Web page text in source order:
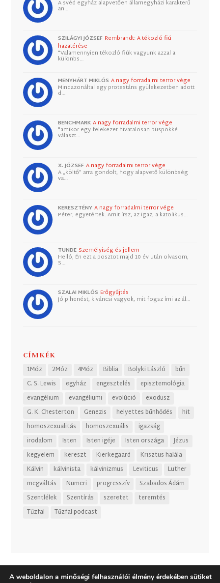
A svéd egyház alapvetően államegyházi karakterű
an…
SZILÁGYI JÓZSEF Rembrandt: A tékozló fiú
hazatérése
"Valamennyien tékozló fiúk vagyunk azzal a
különbs…
MENYHÁRT MIKLÓS A nagy forradalmi terror vége
Mindazonáltal egy protestáns gyülekezetben adott
d…
BENCHMARK A nagy forradalmi terror vége
"amikor egy felekezet hivatalosan püspökké
választ…
X. JÓZSEF A nagy forradalmi terror vége
A „költő” arra gondolt, hogy alapvető különbség
va…
KERESZTÉNY A nagy forradalmi terror vége
Péter, egyetértek. Amit írsz, az igaz, a katolikus…
TUNDE Személyiség és jellem
Helló, Én ezt a posztot majd 10 év után olvasom,
S…
SZALAI MIKLÓS Erőgyűjtés
Jó pihenést, kiváncsi vagyok, mit fogsz írni az ál…
CÍMKÉK
1Móz 2Móz 4Móz Biblia Bolyki László
bűn
C. S. Lewis
egyház engesztelés
episztemológia
evangélium
evangéliumi evolúció
exodusz
G. K. Chesterton
Genezis helyettes bűnhődés
hit
homoszexualitás
homoszexuális
igazság
irodalom
Isten Isten igéje Isten országa
Jézus
kegyelem
kereszt Kierkegaard
Krisztus halála
Kálvin
kálvinista kálvinizmus Leviticus
Luther
megváltás
Numeri progresszív
Szabados Ádám
Szentlélek
Szentírás szeretet
teremtés
Tűzfal
Tűzfal podcast
A weboldalon a minőségi felhasználói élmény érdekében sütiket